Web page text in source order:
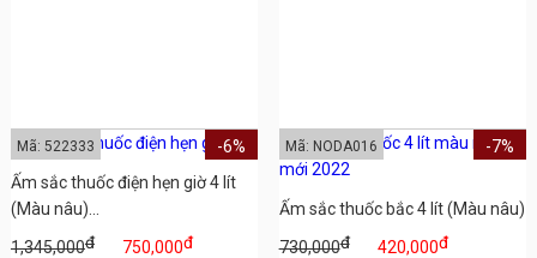
Ấm sắc thuốc điện hẹn giờ 4 lít
(Màu nâu)...
1,345,000đ 750,000đ
-6%
Mã: 522333
Ấm sắc thuốc bắc 4 lít (Màu nâu)
730,000đ 420,000đ
-7%
Mã: NODA016